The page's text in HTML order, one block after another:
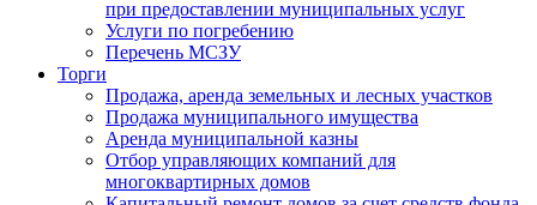
при предоставлении муниципальных услуг
Услуги по погребению
Перечень МСЗУ
Торги
Продажа, аренда земельных и лесных участков
Продажа муниципального имущества
Аренда муниципальной казны
Отбор управляющих компаний для
многоквартирных домов